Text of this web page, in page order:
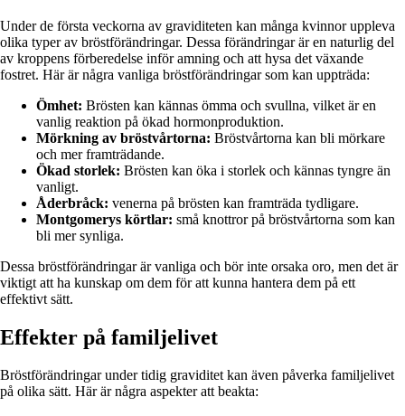
Under de första veckorna av graviditeten kan många kvinnor uppleva
olika typer av bröstförändringar. Dessa förändringar är en naturlig del
av kroppens förberedelse inför amning och att hysa det växande
fostret. Här är några vanliga bröstförändringar som kan uppträda:
Ömhet: Brösten kan kännas ömma och svullna, vilket är en
vanlig reaktion på ökad hormonproduktion.
Mörkning av bröstvårtorna: Bröstvårtorna kan bli mörkare
och mer framträdande.
Ökad storlek: Brösten kan öka i storlek och kännas tyngre än
vanligt.
Åderbråck: venerna på brösten kan framträda tydligare.
Montgomerys körtlar: små knottror på bröstvårtorna som kan
bli mer synliga.
Dessa bröstförändringar är vanliga och bör inte orsaka oro, men det är
viktigt att ha kunskap om dem för att kunna hantera dem på ett
effektivt sätt.
Effekter på familjelivet
Bröstförändringar under tidig graviditet kan även påverka familjelivet
på olika sätt. Här är några aspekter att beakta: